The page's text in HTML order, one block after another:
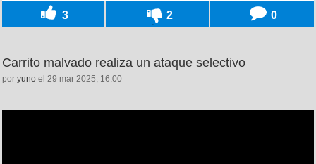
3 2 0
Carrito malvado realiza un ataque selectivo
por yuno el 29 mar 2025, 16:00